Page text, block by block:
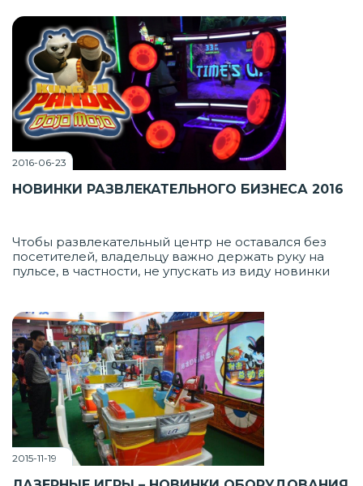
названия: Black Hole (Черная дыра), Time Tunnel
(Тоннель времени), Sky-Vortex (Небесный Вихрь),
Иллюзион.
2016-06-23
НОВИНКИ РАЗВЛЕКАТЕЛЬНОГО БИЗНЕСА 2016
Чтобы развлекательный центр не оставался без
посетителей, владельцу важно держать руку на
пульсе, в частности, не упускать из виду новинки
пользователи уже избалованы современными
развлечениями.
2015-11-19